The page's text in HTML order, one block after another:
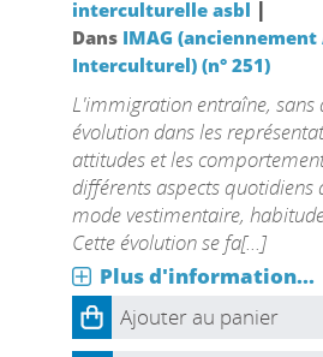
interculturelle asbl |
Dans IMAG (anciennement
Interculturel) (n° 251)
L'immigration entraîne, sans
évolution dans les
attitudes et les
différents aspects quotidiens
mode vestimentaire,
Cette évolution se fa[...]
Plus d'information...
Ajouter au panier